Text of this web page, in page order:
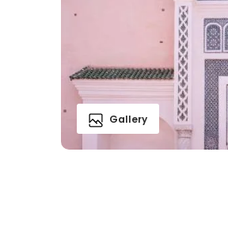
Gallery